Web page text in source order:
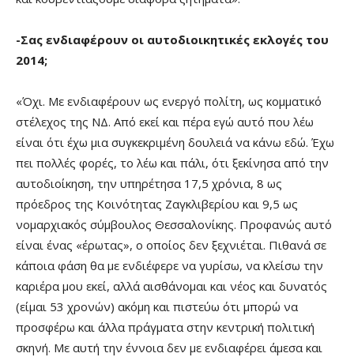
-Σας ενδιαφέρουν οι αυτοδιοικητικές εκλογές του
2014;
«Όχι. Με ενδιαφέρουν ως ενεργό πολίτη, ως κομματικό
στέλεχος της ΝΔ. Από εκεί και πέρα εγώ αυτό που λέω
είναι ότι έχω μια συγκεκριμένη δουλειά να κάνω εδώ. Έχω
πει πολλές φορές, το λέω και πάλι, ότι ξεκίνησα από την
αυτοδιοίκηση, την υπηρέτησα 17,5 χρόνια, 8 ως
πρόεδρος της Κοινότητας Ζαγκλιβερίου και 9,5 ως
νομαρχιακός σύμβουλος Θεσσαλονίκης. Προφανώς αυτό
είναι ένας «έρωτας», ο οποίος δεν ξεχνιέται. Πιθανά σε
κάποια φάση θα με ενδιέφερε να γυρίσω, να κλείσω την
καριέρα μου εκεί, αλλά αισθάνομαι και νέος και δυνατός
(είμαι 53 χρονών) ακόμη και πιστεύω ότι μπορώ να
προσφέρω και άλλα πράγματα στην κεντρική πολιτική
σκηνή. Με αυτή την έννοια δεν με ενδιαφέρει άμεσα και